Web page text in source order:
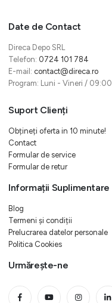
Date de Contact
Direca Depo SRL
Telefon: 0724 101 784
E-mail: contact@direca.ro
Program: Luni - Vineri /
Suport Clienți
Obțineți oferta in 10 minute!
Contact
Formular de service
Formular de retur
Informații Suplimentare
Blog
Termeni și condiții
Prelucrarea datelor personale
Politica Cookies
Urmărește-ne